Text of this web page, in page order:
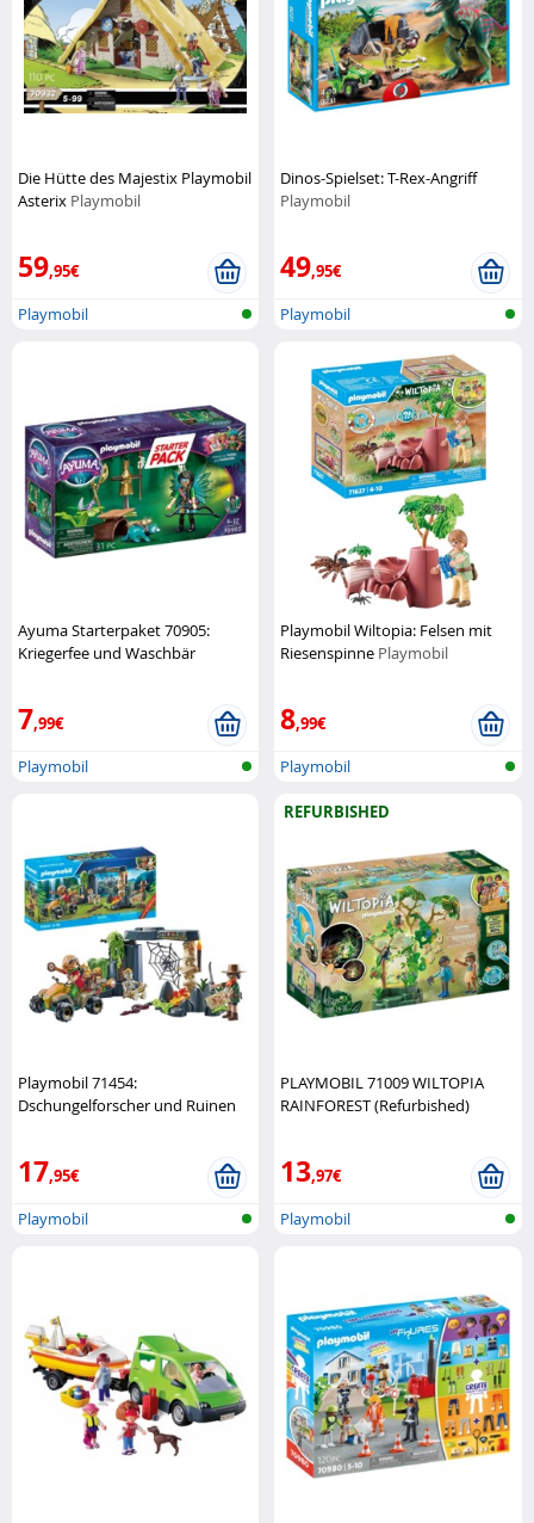
Die Hütte des Majestix Playmobil
Asterix Playmobil
59,95€
Playmobil
Dinos-Spielset: T-Rex-Angriff
Playmobil
49,95€
Playmobil
Ayuma Starterpaket 70905:
Kriegerfee und Waschbär
7,99€
Playmobil
Playmobil Wiltopia: Felsen mit
Riesenspinne Playmobil
8,99€
Playmobil
Playmobil 71454:
Dschungelforscher und Ruinen
17,95€
Playmobil
REFURBISHED
PLAYMOBIL 71009 WILTOPIA
RAINFOREST (Refurbished)
13,97€
Playmobil